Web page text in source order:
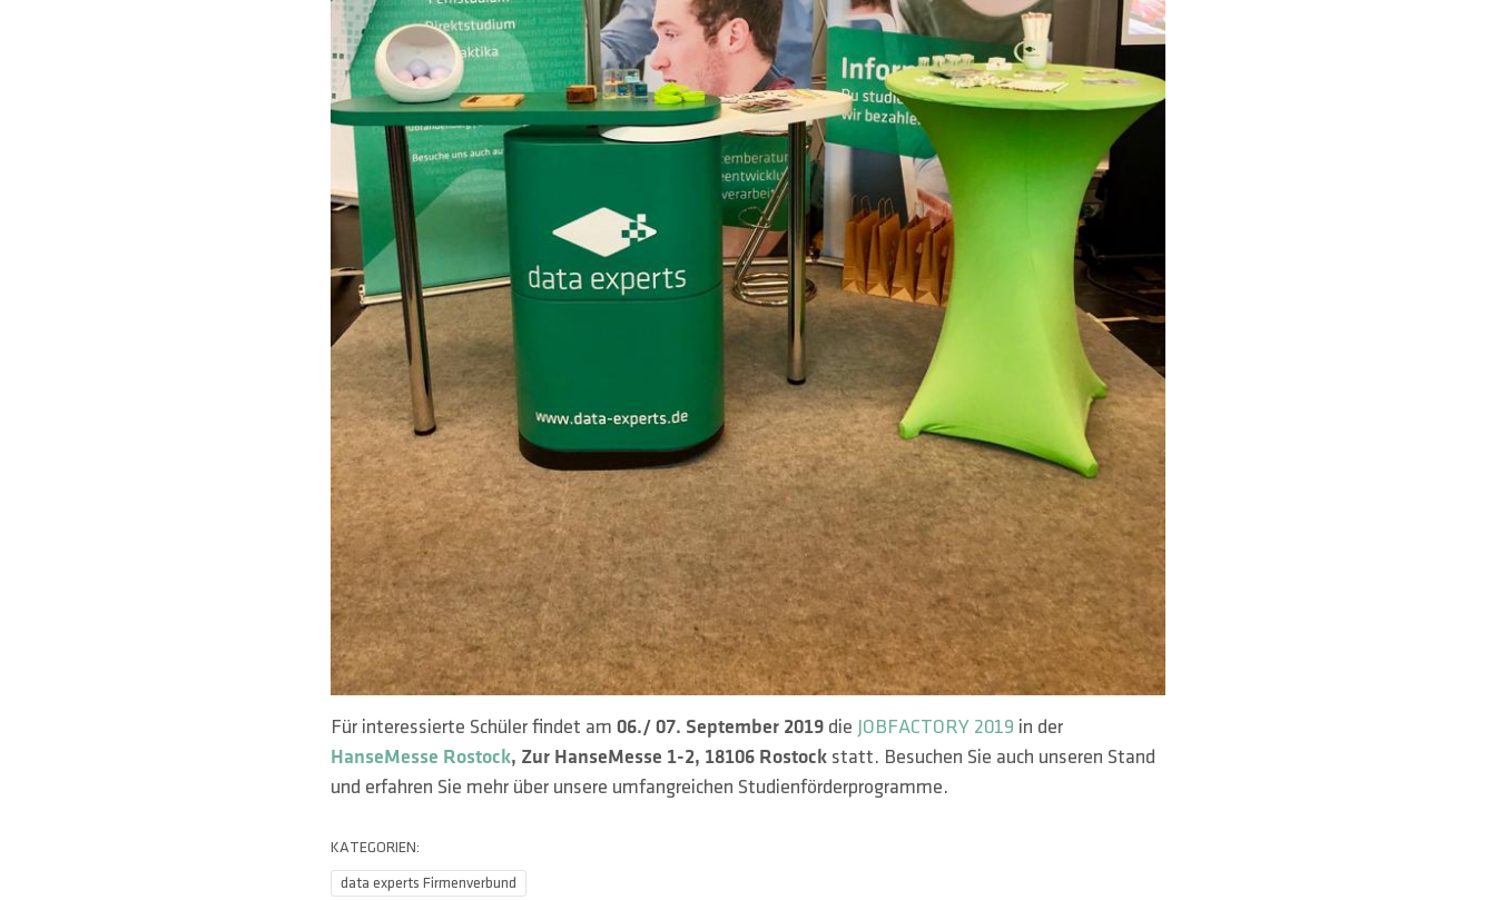
Für interessierte Schüler findet am 06./ 07. September 2019 die JOBFACTORY 2019 in der
HanseMesse Rostock, Zur HanseMesse 1-2, 18106 Rostock statt. Besuchen Sie auch unseren Stand
und erfahren Sie mehr über unsere umfangreichen Studienförderprogramme.
KATEGORIEN:
data experts Firmenverbund